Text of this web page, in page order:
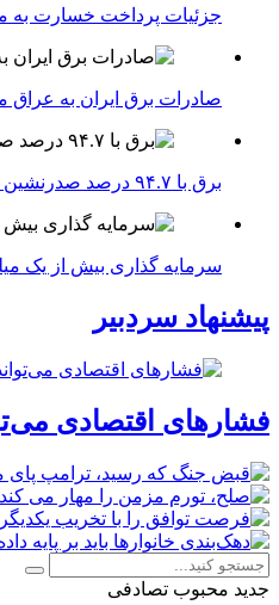
جزئیات پرداخت خسارت به
صادرات برق ایران به
برق با ۹۴.۷ درصد صدرنشین تورم تابستانی!
سرمایه گذاری بیش از یک
پیشنهاد سردبیر
فشارهای اقتصادی
جدید محبوب تصادفی